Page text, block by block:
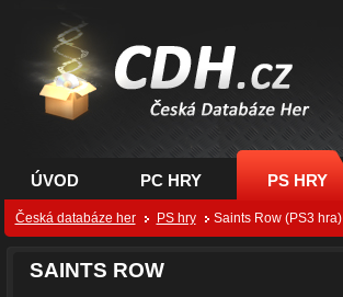
CDH.cz - hry na PC,
PS, XBOX - Česká
databáze her
ÚVOD PC HRY PS HRY
Česká databáze her PS hry Saints Row (PS3 hra)
SAINTS ROW